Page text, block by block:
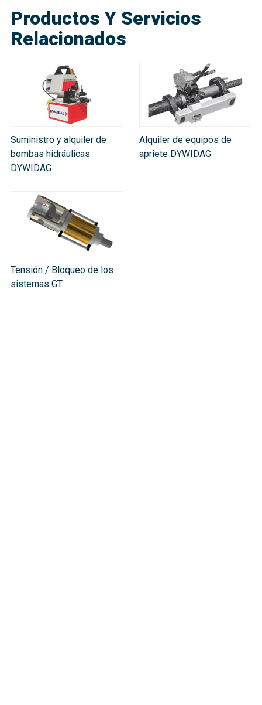
Productos Y Servicios
Relacionados
Suministro y alquiler de
bombas hidráulicas
DYWIDAG
Alquiler de equipos de
apriete DYWIDAG
Tensión / Bloqueo de los
sistemas GT